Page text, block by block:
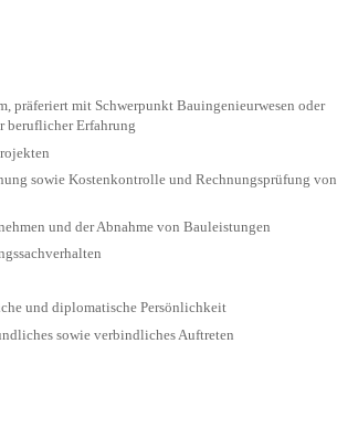
präferiert mit Schwerpunkt Bauingenieurwesen oder
beruflicher Erfahrung
sowie Kostenkontrolle und Rechnungsprüfung von
und der Abnahme von Bauleistungen
und diplomatische Persönlichkeit
sowie verbindliches Auftreten